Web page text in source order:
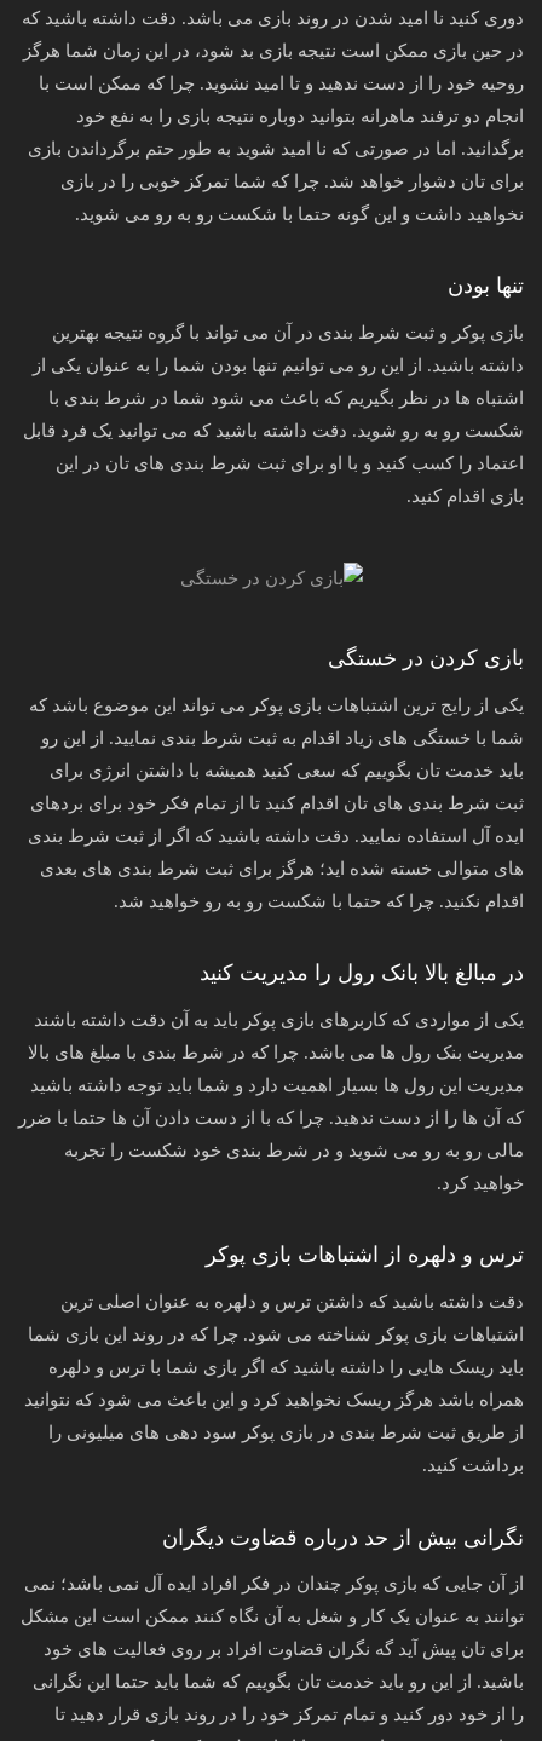
دوری کنید نا امید شدن در روند بازی می باشد. دقت داشته باشید که
در حین بازی ممکن است نتیجه بازی بد شود، در این زمان شما هرگز
روحیه خود را از دست ندهید و تا امید نشوید. چرا که ممکن است با
انجام دو ترفند ماهرانه بتوانید دوباره نتیجه بازی را به نفع خود
برگدانید. اما در صورتی که نا امید شوید به طور حتم برگرداندن بازی
برای تان دشوار خواهد شد. چرا که شما تمرکز خوبی را در بازی
نخواهید داشت و این گونه حتما با شکست رو به رو می شوید.
تنها بودن
بازی پوکر و ثبت شرط بندی در آن می تواند با گروه نتیجه بهترین
داشته باشید. از این رو می توانیم تنها بودن شما را به عنوان یکی از
اشتباه ها در نظر بگیریم که باعث می شود شما در شرط بندی با
شکست رو به رو شوید. دقت داشته باشید که می توانید یک فرد قابل
اعتماد را کسب کنید و با او برای ثبت شرط بندی های تان در این
بازی اقدام کنید.
بازی کردن در خستگی
یکی از رایج ترین اشتباهات بازی پوکر می تواند این موضوع باشد که
شما با خستگی های زیاد اقدام به ثبت شرط بندی نمایید. از این رو
باید خدمت تان بگوییم که سعی کنید همیشه با داشتن انرژی برای
ثبت شرط بندی های تان اقدام کنید تا از تمام فکر خود برای بردهای
ایده آل استفاده نمایید. دقت داشته باشید که اگر از ثبت شرط بندی
های متوالی خسته شده اید؛ هرگز برای ثبت شرط بندی های بعدی
اقدام نکنید. چرا که حتما با شکست رو به رو خواهید شد.
در مبالغ بالا بانک رول را مدیریت کنید
یکی از مواردی که کاربرهای بازی پوکر باید به آن دقت داشته باشند
مدیریت بنک رول ها می باشد. چرا که در شرط بندی با مبلغ های بالا
مدیریت این رول ها بسیار اهمیت دارد و شما باید توجه داشته باشید
که آن ها را از دست ندهید. چرا که با از دست دادن آن ها حتما با ضرر
مالی رو به رو می شوید و در شرط بندی خود شکست را تجربه
خواهید کرد.
ترس و دلهره از اشتباهات بازی پوکر
دقت داشته باشید که داشتن ترس و دلهره به عنوان اصلی ترین
اشتباهات بازی پوکر شناخته می شود. چرا که در روند این بازی شما
باید ریسک هایی را داشته باشید که اگر بازی شما با ترس و دلهره
همراه باشد هرگز ریسک نخواهید کرد و این باعث می شود که نتوانید
از طریق ثبت شرط بندی در بازی پوکر سود دهی های میلیونی را
برداشت کنید.
نگرانی بیش از حد درباره قضاوت دیگران
از آن جایی که بازی پوکر چندان در فکر افراد ایده آل نمی باشد؛ نمی
توانند به عنوان یک کار و شغل به آن نگاه کنند ممکن است این مشکل
برای تان پیش آید گه نگران قضاوت افراد بر روی فعالیت های خود
باشید. از این رو باید خدمت تان بگوییم که شما باید حتما این نگرانی
را از خود دور کنید و تمام تمرکز خود را در روند بازی قرار دهید تا